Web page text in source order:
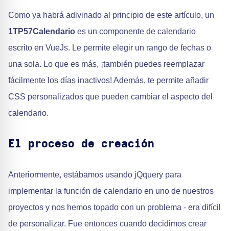
Como ya habrá adivinado al principio de este artículo, un
1TP57Calendario es un componente de calendario
escrito en VueJs. Le permite elegir un rango de fechas o
una sola. Lo que es más, ¡también puedes reemplazar
fácilmente los días inactivos! Además, te permite añadir
CSS personalizados que pueden cambiar el aspecto del
calendario.
El proceso de creación
Anteriormente, estábamos usando jQquery para
implementar la función de calendario en uno de nuestros
proyectos y nos hemos topado con un problema - era difícil
de personalizar. Fue entonces cuando decidimos crear